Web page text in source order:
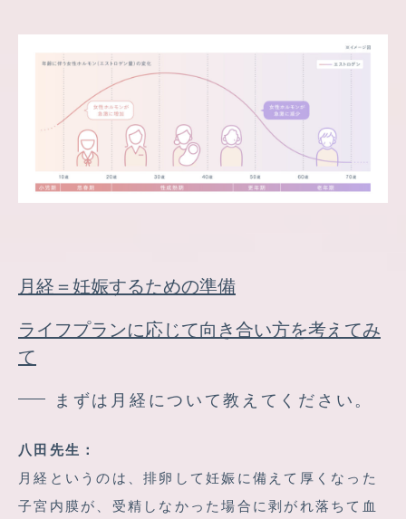
月経＝妊娠するための準備
ライフプランに応じて向き合い方を考えてみ
て
まずは月経について教えてください。
八田先生：
月経というのは、排卵して妊娠に備えて厚くなった
子宮内膜が、受精しなかった場合に剥がれ落ちて血